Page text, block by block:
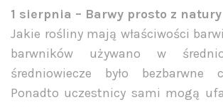
1 sierpnia – Barwy prosto z natury
Jakie rośliny mają właściwości
barwników używano w
średniowiecze było bezbarwne
Ponadto uczestnicy sami mogą